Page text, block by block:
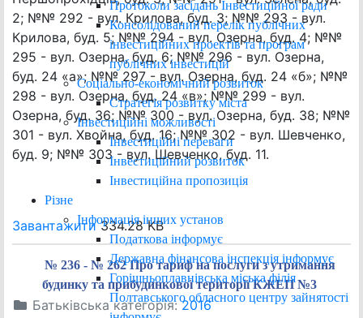
Протоколи засідань Інвестиційної ради
Консолідований перелік публічних
інвестиційних проектів та програм
публічних інвестицій
Соціально-економічний розвиток
Стратегія розвитку міста
Інвестиційні можливості
Інвестиційні переваги
Інвестиційний розвиток
Інвестиційна пропозиція
Різне
Інформація інших установ
Податкова інформує
Державна фінансова інспекція інформує
Горішньоплавнівська міська філія
Полтавського обласного центру зайнятості
2; №№ 292 - вул. Крилова, буд. 3; №№ 293 - вул.
Крилова, буд. 5; №№ 294 - вул. Озерна, буд. 4; №№
295 - вул. Озерна, буд. 6; №№ 296 - вул. Озерна,
буд. 24 «а»; №№ 297 - вул. Озерна, буд. 24 «б»; №№
298 - вул. Озерна, буд. 24 «в»; №№ 299 - вул.
Озерна, буд. 36; №№ 300 - вул. Озерна, буд. 38; №№
301 - вул. Хвойна, буд. 16; №№ 302 - вул. Шевченко,
буд. 9; №№ 303 - вул. Шевченко, буд. 11.
Завантажити334.28 KB
№ 236 - № 262 Про тариф на послуги з утримання
будинку та прибудинкової території КЖЕП №3
Батьківська категорія:2016